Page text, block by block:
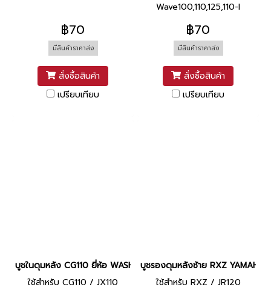
฿70
มีสินค้าราคาส่ง
สั่งซื้อสินค้า
เปรียบเทียบ
Wave100,110,125,110-I
฿70
มีสินค้าราคาส่ง
สั่งซื้อสินค้า
เปรียบเทียบ
บูชในดุมหลัง CG110 ยี่ห้อ WASHI
ใช้สำหรับ CG110 / JX110
บูชรองดุมหลังซ้าย RXZ YAMAHA
ใช้สำหรับ RXZ / JR120